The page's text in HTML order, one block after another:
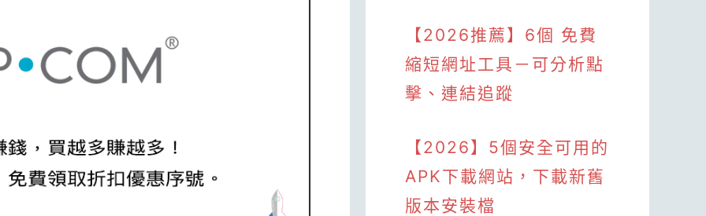
【2026推薦】6個 免費
縮短網址工具－可分析點
擊、連結追蹤
【2026】5個安全可用的
APK下載網站，下載新舊
版本安裝檔